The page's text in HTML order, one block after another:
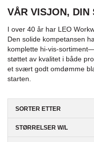
VÅR VISJON, DIN
I over 40 år har LEO
Den solide kompetansen
komplette hi-vis-
støttet av kvalitet i både
et svært godt omdømme
starten.
SORTER ETTER
STØRRELSER W/L